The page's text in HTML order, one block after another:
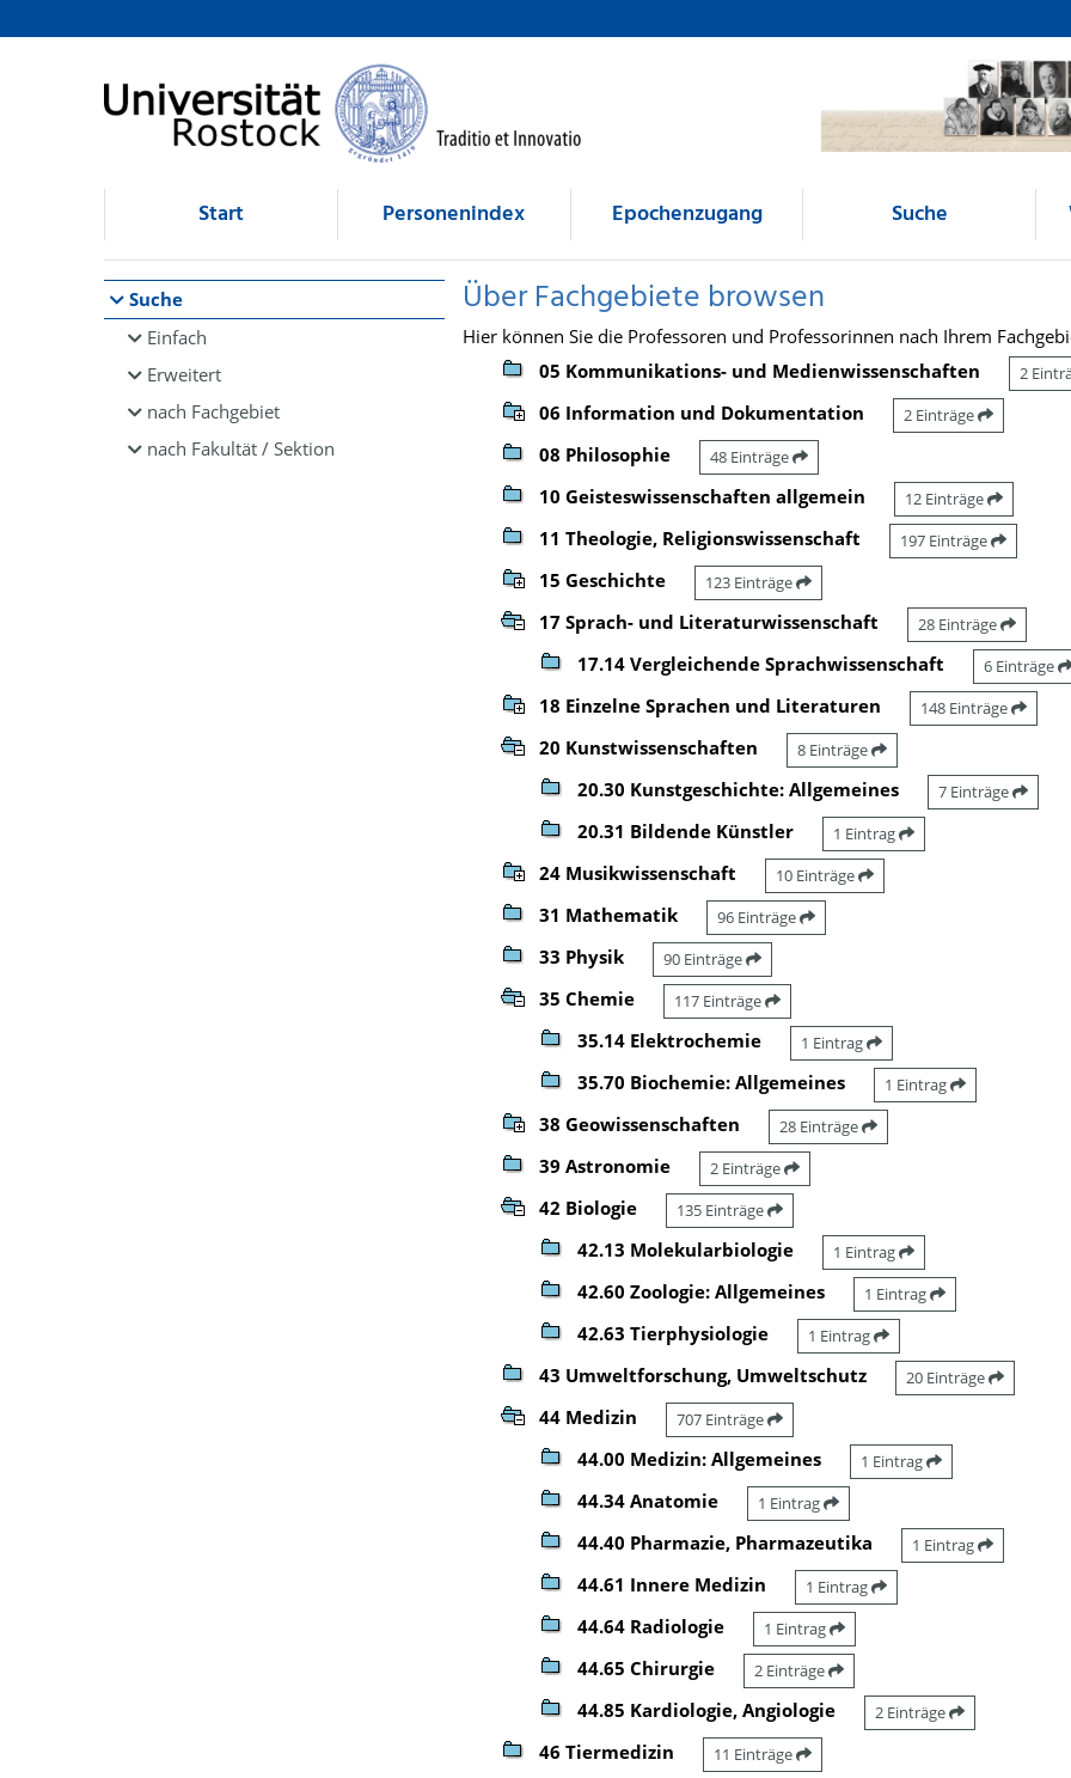
Browsen
direkt zum Inhalt
Start Personenindex Epochenzugang Suche
Suche
Einfach
Erweitert
nach Fachgebiet
nach Fakultät / Sektion
Über Fachgebiete browsen
Hier können Sie die Professoren und Professorinnen nach Ihrem
05 Kommunikations- und Medienwissenschaften
2
06 Information und Dokumentation 2 Einträge
08 Philosophie 48 Einträge
10 Geisteswissenschaften allgemein 12 Einträge
11 Theologie, Religionswissenschaft 197 Einträge
15 Geschichte 123 Einträge
17 Sprach- und Literaturwissenschaft 28 Einträge
17.14 Vergleichende Sprachwissenschaft 6 Einträge
18 Einzelne Sprachen und Literaturen 148 Einträge
20 Kunstwissenschaften 8 Einträge
20.30 Kunstgeschichte: Allgemeines 7 Einträge
20.31 Bildende Künstler 1 Eintrag
24 Musikwissenschaft 10 Einträge
31 Mathematik 96 Einträge
33 Physik 90 Einträge
35 Chemie 117 Einträge
35.14 Elektrochemie 1 Eintrag
35.70 Biochemie: Allgemeines 1 Eintrag
38 Geowissenschaften 28 Einträge
39 Astronomie 2 Einträge
42 Biologie 135 Einträge
42.13 Molekularbiologie 1 Eintrag
42.60 Zoologie: Allgemeines 1 Eintrag
42.63 Tierphysiologie 1 Eintrag
43 Umweltforschung, Umweltschutz 20 Einträge
44 Medizin 707 Einträge
44.00 Medizin: Allgemeines 1 Eintrag
44.34 Anatomie 1 Eintrag
44.40 Pharmazie, Pharmazeutika 1 Eintrag
44.61 Innere Medizin 1 Eintrag
44.64 Radiologie 1 Eintrag
44.65 Chirurgie 2 Einträge
44.85 Kardiologie, Angiologie 2 Einträge
46 Tiermedizin 11 Einträge